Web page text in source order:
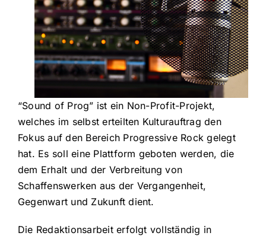
“Sound of Prog” ist ein Non-Profit-Projekt,
welches im selbst erteilten Kulturauftrag den
Fokus auf den Bereich Progressive Rock gelegt
hat. Es soll eine Plattform geboten werden, die
dem Erhalt und der Verbreitung von
Schaffenswerken aus der Vergangenheit,
Gegenwart und Zukunft dient.
Die Redaktionsarbeit erfolgt vollständig in